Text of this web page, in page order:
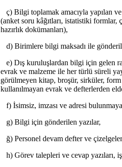
ç) Bilgi toplamak amacıyla yapılan
(anket soru kâğıtları, istatistiki
hazırlık dokümanları),
d) Birimlere bilgi maksadı ile
e) Dış kuruluşlardan bilgi için gelen
evrak ve malzeme ile her türlü süreli
görülmeyen kitap, broşür, sirküler,
kullanılmayan evrak ve defterlerden
f) İsimsiz, imzası ve adresi
g) Bilgi için gönderilen yazılar,
ğ) Personel devam defter ve
h) Görev talepleri ve cevap yazıları,